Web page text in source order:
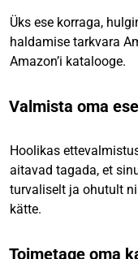
Üks ese korraga,
haldamise tarkvara
Amazon’i katalooge.
Valmista oma
Hoolikas
aitavad tagada, et
turvaliselt ja ohutult
kätte.
Toimetage oma